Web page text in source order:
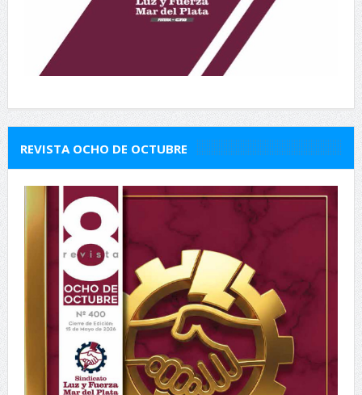
REVISTA OCHO DE OCTUBRE